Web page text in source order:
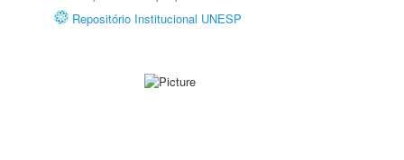
Repositório Institucional UNESP